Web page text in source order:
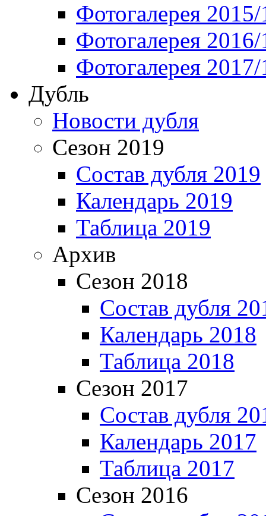
Фотогалерея
Фотогалерея
Фотогалерея
Дубль
Новости дубля
Сезон 2019
Состав дубля 2019
Календарь 2019
Таблица 2019
Архив
Сезон 2018
Состав дубля
Календарь 2018
Таблица 2018
Сезон 2017
Состав дубля
Календарь 2017
Таблица 2017
Сезон 2016